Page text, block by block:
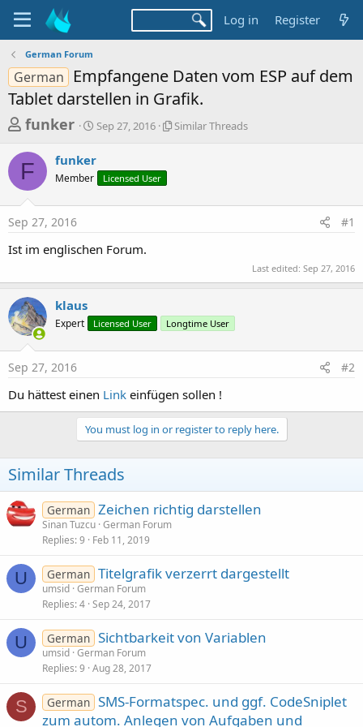
Log in Register
German Forum
German
Empfangene Daten vom ESP auf dem
Tablet darstellen in Grafik.
T
r
a
d
s
a
r
t
e
r
funker
S
r
a
Sep 27, 2016
S
r
a
Similar Threads
F funker
Member Licensed User
Sep 27, 2016 #1
Ist im englischen Forum.
Last edited: Sep 27, 2016
klaus
Expert Licensed User Longtime User
Sep 27, 2016 #2
Du hättest einen Link einfügen sollen !
You must log in or register to reply here.
Similar Threads
German Zeichen richtig darstellen
Sinan Tuzcu German Forum
Replies 9 Feb 11, 2019
U German Titelgrafik verzerrt dargestellt
umsid German Forum
Replies 4 Sep 24, 2017
U German Sichtbarkeit von Variablen
umsid German Forum
Replies 9 Aug 28, 2017
S German SMS-Formatspec. und ggf. CodeSniplet
zum autom. Anlegen von Aufgaben und